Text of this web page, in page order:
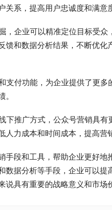
系，提高用户忠诚度和满意
，企业可以精准定位目标受
和数据分析结果，不断优
支付功能，为企业提供了更
下推广方式，公众号营销具
力成本和时间成本，提高营
段和工具，帮助企业更好地
据分析等手段，企业可以
具有重要的战略意义和市场